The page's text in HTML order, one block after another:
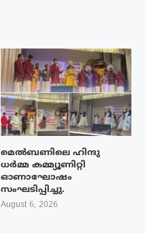
മെൽബണിലെ ഹിന്ദു
ധർമ്മ കമ്മ്യൂണിറ്റി
ഓണാഘോഷം
സംഘടിപ്പിച്ചു.
August 6, 2026